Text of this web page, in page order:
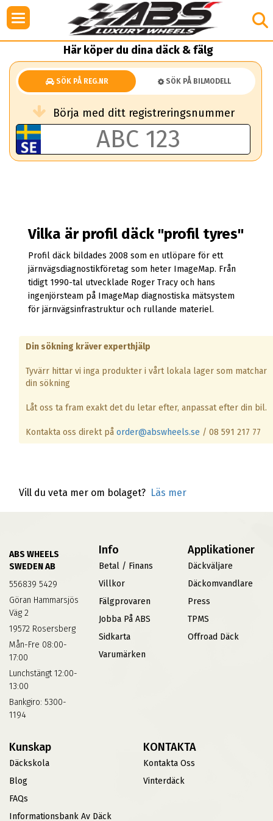
Här köper du dina däck & fälg
SÖK PÅ REG.NR SÖK PÅ BILMODELL
Börja med ditt registreringsnummer
Vilka är profil däck "profil tyres"
Profil däck bildades 2008 som en utlöpare för ett
järnvägsdiagnostikföretag som heter ImageMap. Från
tidigt 1990-tal utvecklade Roger Tracy och hans
ingenjörsteam på ImageMap diagnostiska mätsystem
för järnvägsinfrastruktur och rullande materiel.
Din sökning kräver experthjälp
Tyvärr hittar vi inga produkter i vårt lokala lager som matchar
din sökning
Låt oss ta fram exakt det du letar efter, anpassat efter din bil.
Kontakta oss direkt på order@abswheels.se / 08 591 217 77
Vill du veta mer om bolaget? Läs mer
ABS WHEELS
SWEDEN AB
556839 5429
Göran Hammarsjös
Väg 2
19572 Rosersberg
Mån-Fre 08:00-
17:00
Lunchstängt 12:00-
13:00
Bankgiro: 5300-
1194
Info
Betal / Finans
Villkor
Fälgprovaren
Jobba På ABS
Sidkarta
Varumärken
Applikationer
Däckväljare
Däckomvandlare
Press
TPMS
Offroad Däck
Kunskap
Däckskola
Blog
FAQs
Informationsbank Av Däck
KONTAKTA
Kontakta Oss
Vinterdäck